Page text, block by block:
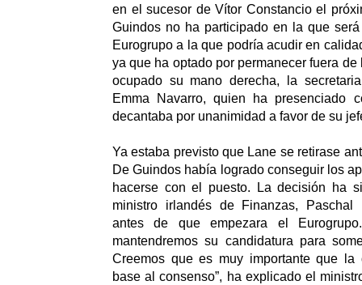
en el sucesor de Vítor Constancio el
Guindos no ha participado en la que
Eurogrupo a la que podría acudir en
ya que ha optado por permanecer fuera
ocupado su mano derecha, la
Emma Navarro, quien ha presenciado
decantaba por unanimidad a favor de su
Ya estaba previsto que Lane se retirase
De Guindos había logrado conseguir los
hacerse con el puesto. La decisión ha
ministro irlandés de Finanzas, Paschal
antes de que empezara el
mantendremos su candidatura para
Creemos que es muy importante que
base al consenso”, ha explicado el